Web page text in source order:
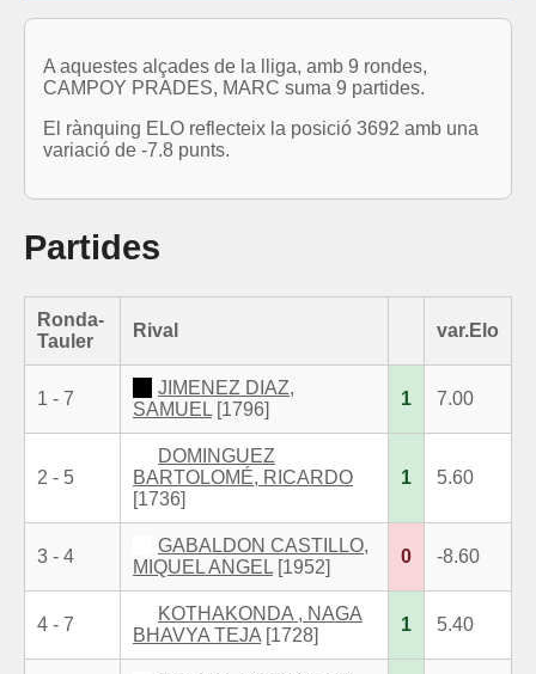
A aquestes alçades de la lliga, amb 9 rondes,
CAMPOY PRADES, MARC suma 9 partides.
El rànquing ELO reflecteix la posició 3692 amb una
variació de -7.8 punts.
Partides
Ronda-
Tauler
Rival var.Elo
1 - 7
JIMENEZ DIAZ,
SAMUEL [1796]
1 7.00
2 - 5
DOMINGUEZ
BARTOLOMÉ, RICARDO
[1736]
1 5.60
3 - 4
GABALDON CASTILLO,
MIQUEL ANGEL [1952]
0 -8.60
4 - 7
KOTHAKONDA , NAGA
BHAVYA TEJA [1728]
1 5.40